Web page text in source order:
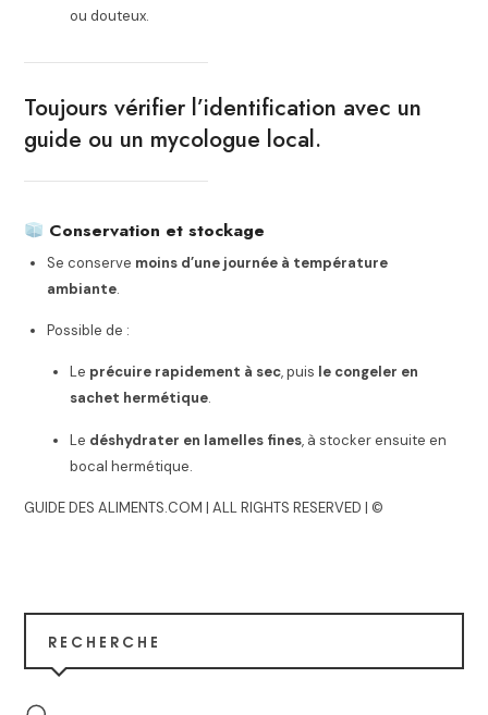
ou douteux.
Toujours vérifier l’identification avec un
guide ou un mycologue local.
Conservation et stockage
Se conserve moins d’une journée à température
ambiante.
Possible de :
Le précuire rapidement à sec, puis le congeler en
sachet hermétique.
Le déshydrater en lamelles fines, à stocker ensuite en
bocal hermétique.
GUIDE DES ALIMENTS.COM | ALL RIGHTS RESERVED | ©
RECHERCHE